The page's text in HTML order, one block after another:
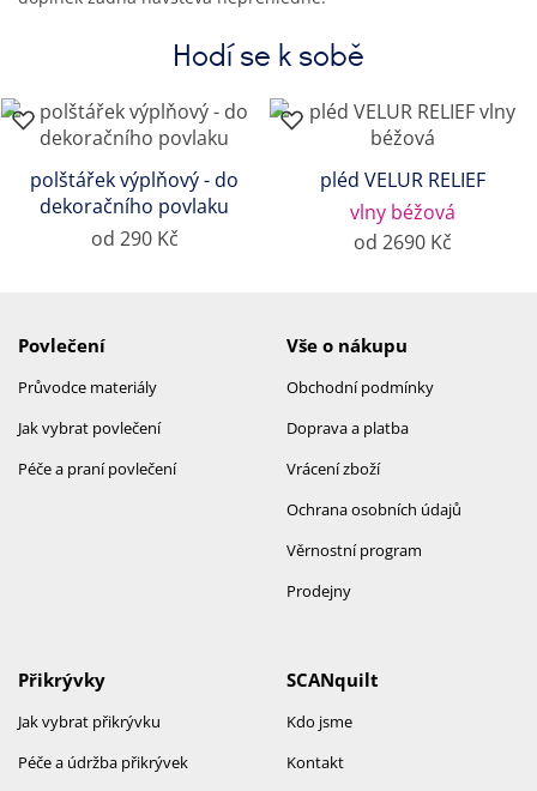
Hodí se k sobě
polštářek výplňový - do
dekoračního povlaku
od 290 Kč
pléd VELUR RELIEF
vlny béžová
od 2690 Kč
Povlečení
Průvodce materiály
Jak vybrat povlečení
Péče a praní povlečení
Vše o nákupu
Obchodní podmínky
Doprava a platba
Vrácení zboží
Ochrana osobních údajů
Věrnostní program
Prodejny
SCANquilt
Kdo jsme
Kontakt
Přikrývky
Jak vybrat přikrývku
Péče a údržba přikrývek